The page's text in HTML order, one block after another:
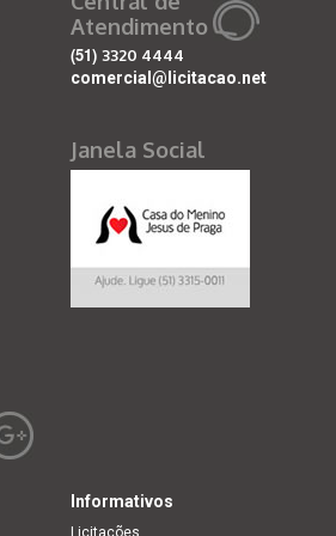
Atendimento
(51) 3320 4444
comercial@licitacao.net
Janela Social
Informativos
Licitações